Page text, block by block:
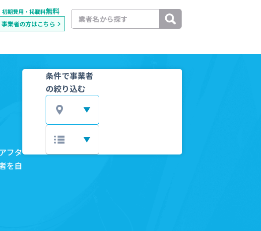
初期費用・掲載料無料
事業者の方はこちら
フタ
を自
条件で事業者
の絞り込む